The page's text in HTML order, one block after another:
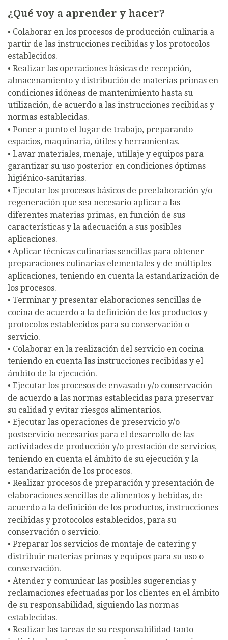
¿Qué voy a aprender y hacer?
• Colaborar en los procesos de producción culinaria a
partir de las instrucciones recibidas y los protocolos
establecidos.
• Realizar las operaciones básicas de recepción,
almacenamiento y distribución de materias primas en
condiciones idóneas de mantenimiento hasta su
utilización, de acuerdo a las instrucciones recibidas y
normas establecidas.
• Poner a punto el lugar de trabajo, preparando
espacios, maquinaria, útiles y herramientas.
• Lavar materiales, menaje, utillaje y equipos para
garantizar su uso posterior en condiciones óptimas
higiénico-sanitarias.
• Ejecutar los procesos básicos de preelaboración y/o
regeneración que sea necesario aplicar a las
diferentes materias primas, en función de sus
características y la adecuación a sus posibles
aplicaciones.
• Aplicar técnicas culinarias sencillas para obtener
preparaciones culinarias elementales y de múltiples
aplicaciones, teniendo en cuenta la estandarización de
los procesos.
• Terminar y presentar elaboraciones sencillas de
cocina de acuerdo a la definición de los productos y
protocolos establecidos para su conservación o
servicio.
• Colaborar en la realización del servicio en cocina
teniendo en cuenta las instrucciones recibidas y el
ámbito de la ejecución.
• Ejecutar los procesos de envasado y/o conservación
de acuerdo a las normas establecidas para preservar
su calidad y evitar riesgos alimentarios.
• Ejecutar las operaciones de preservicio y/o
postservicio necesarios para el desarrollo de las
actividades de producción y/o prestación de servicios,
teniendo en cuenta el ámbito de su ejecución y la
estandarización de los procesos.
• Realizar procesos de preparación y presentación de
elaboraciones sencillas de alimentos y bebidas, de
acuerdo a la definición de los productos, instrucciones
recibidas y protocolos establecidos, para su
conservación o servicio.
• Preparar los servicios de montaje de catering y
distribuir materias primas y equipos para su uso o
conservación.
• Atender y comunicar las posibles sugerencias y
reclamaciones efectuadas por los clientes en el ámbito
de su responsabilidad, siguiendo las normas
establecidas.
• Realizar las tareas de su responsabilidad tanto